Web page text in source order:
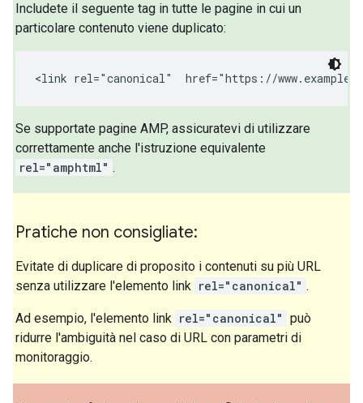
Includete il seguente tag in tutte le pagine in cui un
particolare contenuto viene duplicato:
<link rel="canonical"  href="https://
Se supportate pagine AMP, assicuratevi di utilizzare
correttamente anche l'istruzione equivalente
rel="amphtml" .
Pratiche non consigliate:
Evitate di duplicare di proposito i contenuti su più URL
senza utilizzare l'elemento link rel="canonical" .
Ad esempio, l'elemento link rel="canonical" può
ridurre l'ambiguità nel caso di URL con parametri di
monitoraggio.